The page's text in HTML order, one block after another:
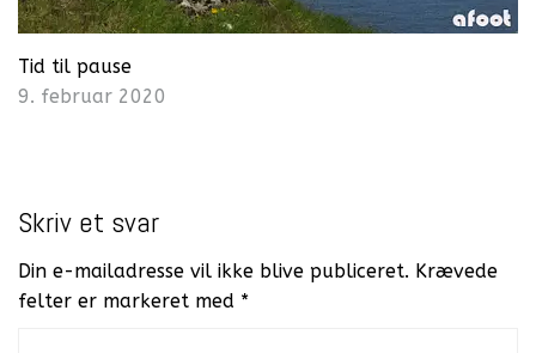
Tid til pause
9. februar 2020
Skriv et svar
Din e-mailadresse vil ikke blive publiceret. Krævede
felter er markeret med *